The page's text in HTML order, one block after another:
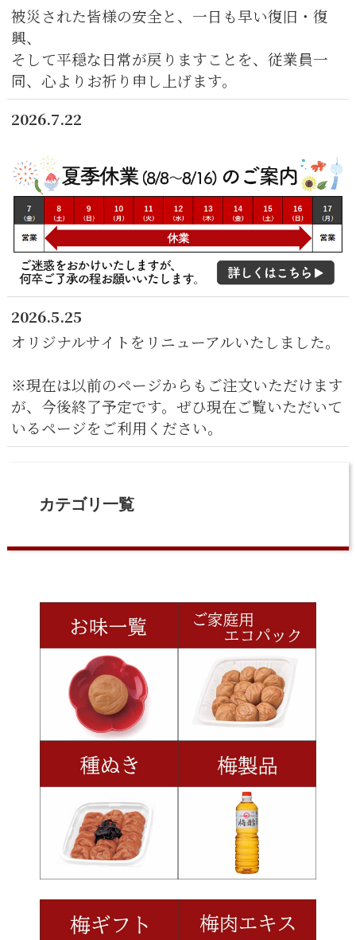
被災された皆様の安全と、一日も早い復旧・復
興、
そして平穏な日常が戻りますことを、従業員一
同、心よりお祈り申し上げます。
2026.7.22
2026.5.25
オリジナルサイトをリニューアルいたしました。
※現在は以前のページからもご注文いただけます
が、今後終了予定です。ぜひ現在ご覧いただいて
いるページをご利用ください。
カテゴリ一覧